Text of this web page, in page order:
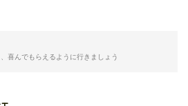
喜んでもらえるように行きましょう